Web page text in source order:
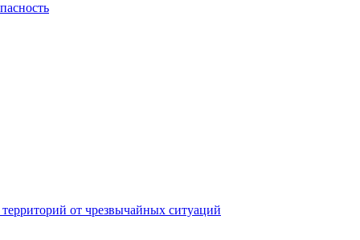
от чрезвычайных ситуаций